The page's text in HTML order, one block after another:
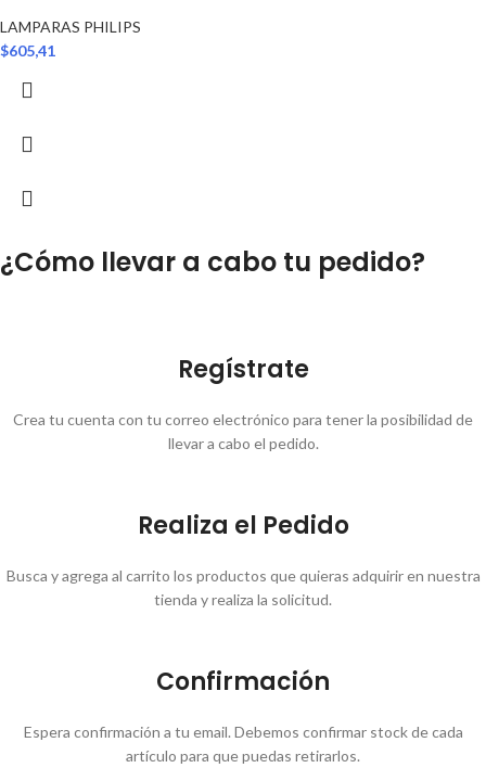
LAMPARAS PHILIPS
$605,41
¿Cómo llevar a cabo tu pedido?
Regístrate
Crea tu cuenta con tu correo electrónico para tener la posibilidad de
llevar a cabo el pedido.
Realiza el Pedido
Busca y agrega al carrito los productos que quieras adquirir en nuestra
tienda y realiza la solicitud.
Confirmación
Espera confirmación a tu email. Debemos confirmar stock de cada
artículo para que puedas retirarlos.